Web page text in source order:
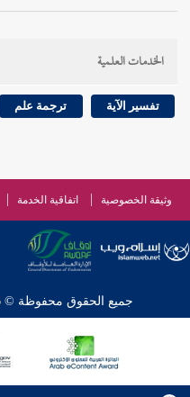
الخدمات العلمية
تفسير الآية ترجمة علم
وثيقة الخصوصية اتفاقية الخدمة
جميع الحقوق محفوظة © 2026 - 1998 لشبكة إسلام ويب